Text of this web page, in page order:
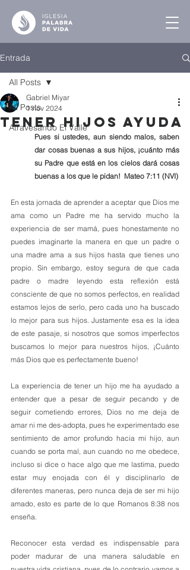
Entrada
All Posts
Atravesando El Valle
All Posts
Tener Hijos Ayuda
Gabriel Miyar
1 nov 2024
Pues si ustedes, aun siendo malos, saben
dar cosas buenas a sus hijos, ¡cuánto más
su Padre que está en los cielos dará cosas
buenas a los que le pidan!  Mateo 7:11 (NVI)
En esta jornada de aprender a aceptar que Dios me
ama como un Padre me ha servido mucho la
experiencia de ser mamá, pues honestamente no
puedes imaginarte la manera en que un padre o
una madre ama a sus hijos hasta que tienes uno
propio. Sin embargo, estoy segura de que cada
padre o madre leyendo esta reflexión está
consciente de que no somos perfectos, en realidad
estamos lejos de serlo, pero cada uno ha buscado
lo mejor para sus hijos. Justamente esa es la idea
de este pasaje, si nosotros que somos imperfectos
buscamos lo mejor para nuestros hijos, ¡Cuánto
más Dios que es perfectamente bueno!
La experiencia de tener un hijo me ha ayudado a
entender que a pesar de seguir pecando y de
seguir cometiendo errores, Dios no me deja de
amar ni me des-adopta, pues he experimentado ese
sentimiento de amor profundo hacia mi hijo, aun
cuando se porta mal, aun cuando no me obedece,
incluso si dice o hace algo que me lastima, puedo
estar muy enojada con él y disciplinarlo de
diferentes maneras, pero nunca deja de ser mi hijo
amado, esto es parte de lo que Romanos 8:38 nos
enseña.
Reconocer esta verdad es indispensable para
poder madurar de una manera saludable en